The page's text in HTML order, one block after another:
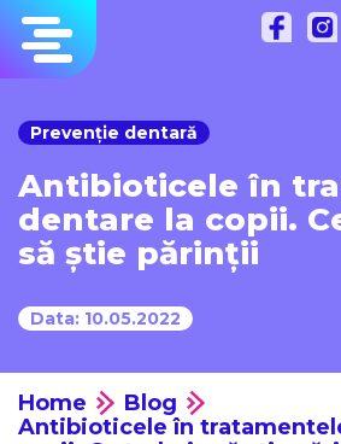
conținut
Prevenție dentară
Antibioticele în
dentare la copii.
să știe părinții
Data: 10.05.2022
Home
Blog
Antibioticele în